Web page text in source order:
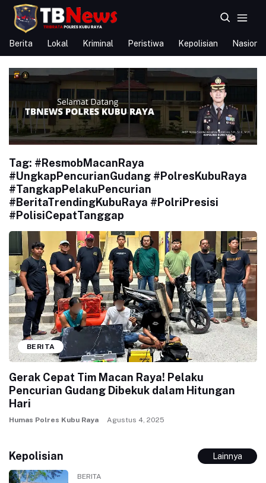
Berita Lokal Kriminal Peristiwa Kepolisian Nasional
Kepolisian Lainnya
BERITA
Tag: #ResmobMacanRaya
#UngkapPencurianGudang #PolresKubuRaya
#TangkapPelakuPencurian
#BeritaTrendingKubuRaya #PolriPresisi
#PolisiCepatTanggap
BERITA
Gerak Cepat Tim Macan Raya! Pelaku
Pencurian Gudang Dibekuk dalam Hitungan
Hari
Humas Polres Kubu Raya Agustus 4, 2025